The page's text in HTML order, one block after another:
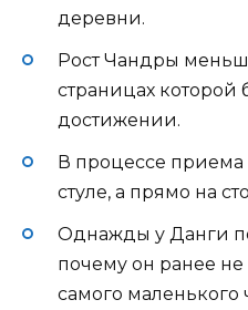
деревни.
Рост Чандры
страницах которой
достижении.
В процессе
стуле, а прямо на
Однажды у Данги
почему он ранее не
самого маленького